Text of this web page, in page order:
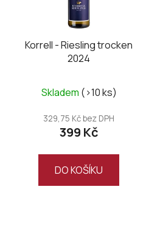
Korrell - Riesling trocken
2024
Skladem (>10 ks)
329,75 Kč bez DPH
399 Kč
DO KOŠÍKU